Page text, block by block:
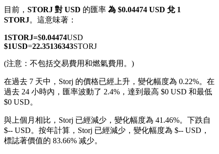
TradFi
USDC永續
目前， STORJ 對 USD 的匯率 為 $0.04474 USD 兌 1
STORJ。這意味著：
1STORJ=$0.04474USD
$1USD=22.35136343STORJ
(注意：不包括交易費用和燃氣費用。)
在過去 7 天中，Storj 的價格已經上升，變化幅度為 0.22%。 在
過去 24 小時內，匯率波動了 2.4%，達到最高 $0 USD 和最低
$0 USD。
與上個月相比，Storj 已經減少，變化幅度為 41.46%。下跌自
$-- USD。 按年計算，Storj 已經減少，變化幅度為 $-- USD，
標誌著價值的 83.66% 减少。